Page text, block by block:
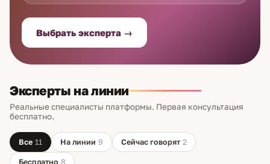
чувствительный вопрос (отношения, выбор,
напряжение в близком кругу) и увидеть
расстановку сил без осуждения и давления. Это
разбор, а не предсказание неизбежного.
Выбрать эксперта →
Эксперты на линии
Реальные специалисты платформы. Первая консультация
бесплатно.
Все 11 На линии 9 Сейчас говорят 2
Бесплатно 8